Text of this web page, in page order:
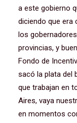
a este gobierno
diciendo que
los
provincias, y
Fondo de
sacó la plata del
que trabajan en
Aires, vaya
en momentos